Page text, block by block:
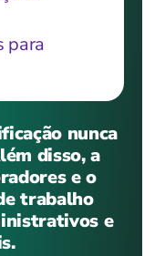
para
nunca
disso, a
e o
trabalho
e